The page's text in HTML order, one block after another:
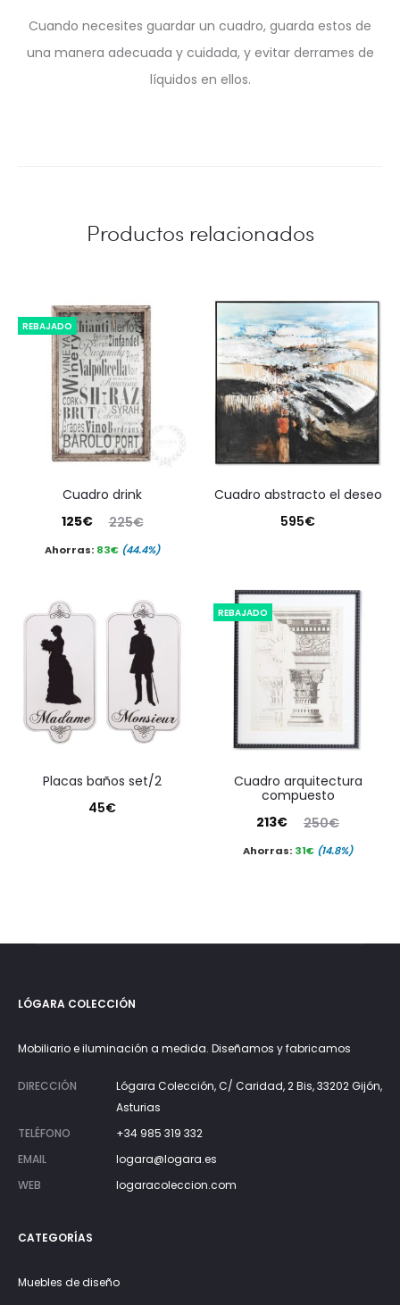
Cuando necesites guardar un cuadro, guarda estos de
una manera adecuada y cuidada, y evitar derrames de
líquidos en ellos.
Productos relacionados
REBAJADO
cuadro drink
225€
El
precio
era:
225€.
125€
El
precio
es:
125€.
Ahorras: 83€ (44.4%)
cuadro abstracto el deseo
595€
placas baños set/2
45€
REBAJADO
cuadro arquitectura
compuesto
250€
El
precio
213€
precioAhorras: 31€ (14.8%)
LÓGARA COLECCIÓN
Mobiliario e iluminación a medida. Diseñamos y fabricamos
DIRECCIÓN
Lógara Colección, C/ Caridad, 2 Bis, 33202 Gijón,
Asturias
TELÉFONO
+34 985 319 332
EMAIL
logara@logara.es
WEB
logaracoleccion.com
CATEGORÍAS
Muebles de diseño